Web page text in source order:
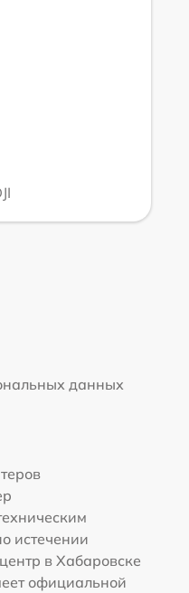
данных
истечении
в Хабаровске
официальной